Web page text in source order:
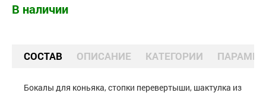
В наличии
СОСТАВ ОПИСАНИЕ КАТЕГОРИИ
Бокалы для коньяка, стопки перевертыши, шактулка из